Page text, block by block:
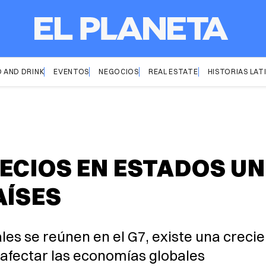
AND DRINK EVENTOS NEGOCIOS REAL ESTATE HISTORIAS
EN ESTADOS
se reúnen en el G7, existe una
las economías globales